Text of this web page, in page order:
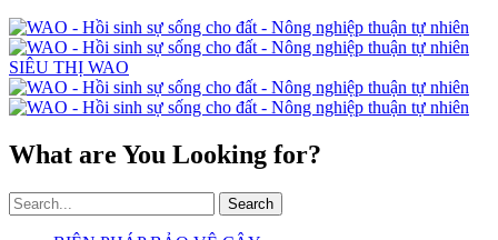
SIÊU THỊ WAO
What are You Looking for?
Search